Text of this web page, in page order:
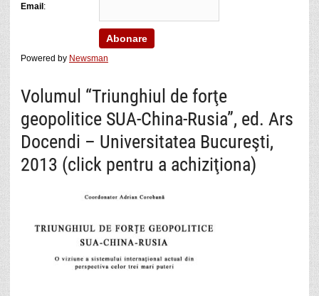
Email:
Powered by Newsman
Volumul “Triunghiul de forţe
geopolitice SUA-China-Rusia”, ed. Ars
Docendi – Universitatea Bucureşti,
2013 (click pentru a achiziţiona)